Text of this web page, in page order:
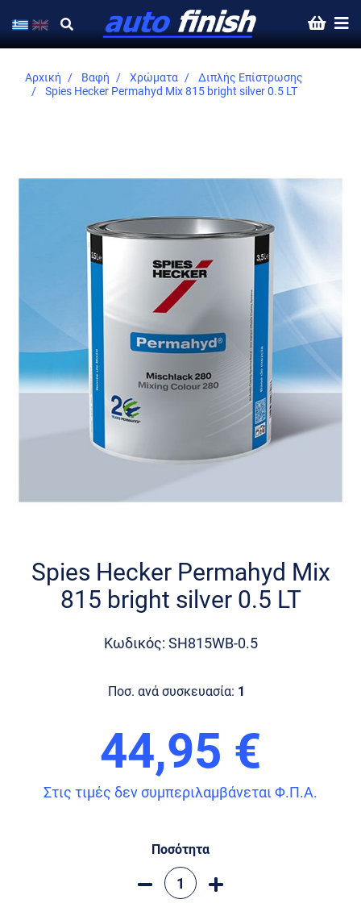
Αρχική Βαφή Χρώματα
Διπλής Επίστρωσης
Spies Hecker Permahyd Mix 815 bright silver 0.5 LT
Skip
beginning
Spies Hecker Permahyd Mix
815 bright silver 0.5 LT
Κωδικός: SH815WB-0.5
Ποσ. ανά συσκευασία: 1
44,95 €
Στις τιμές δεν συμπεριλαμβάνεται Φ.Π.Α.
Ποσότητα